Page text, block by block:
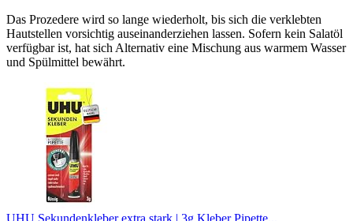
Das Prozedere wird so lange wiederholt, bis sich die verklebten
Hautstellen vorsichtig auseinanderziehen lassen. Sofern kein Salatöl
verfügbar ist, hat sich Alternativ eine Mischung aus warmem Wasser
und Spülmittel bewährt.
UHU Sekundenkleber extra stark | 3g Kleber Pipette...